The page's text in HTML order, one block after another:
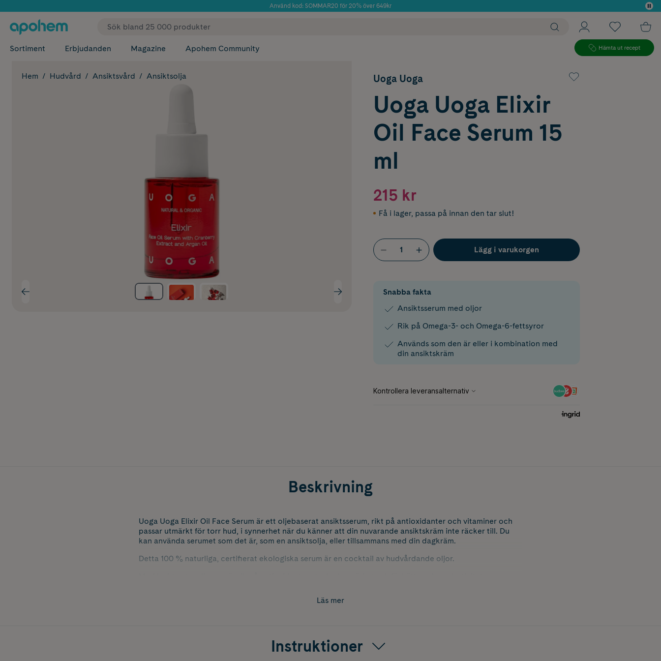
Använd kod: SOMMAR20 för 20% över 649kr
✓ Fri frakt
Sortiment Erbjudanden Magazine Apohem Community Hämta ut recept
Hem Hudvård Ansiktsvård Ansiktsolja Uoga Uoga
Uoga Uoga Elixir
Oil Face Serum 15
ml
215 kr
Få i lager, passa på innan den tar slut!
Lägg i varukorgen
Snabba fakta
Ansiktsserum med oljor
Rik på Omega-3- och Omega-6-fettsyror
Används som den är eller i kombination med
din ansiktskräm
Beskrivning
Uoga Uoga Elixir Oil Face Serum är ett oljebaserat ansiktsserum, rikt på antioxidanter och vitaminer och
passar utmärkt för torr hud, i synnerhet när du känner att din nuvarande ansiktskräm inte räcker till. Du
kan använda serumet som det är, som en ansiktsolja, eller tillsammans med din dagkräm.
Detta 100 % naturliga, certifierat ekologiska serum är en cocktail av hudvårdande oljor.
cellmembranens funktion, minskar transepidermal vattenförlust (TEWL) och motverkar tecken på för tidigt
åldrande. Jojoba är en olja som på många sätt påminner om talg och därför hjälper till att reglera hudens
Egenskaper som gör den här produkten speciell:
Läs mer
Instruktioner